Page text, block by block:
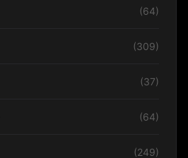
(64)
(309)
(37)
(64)
(249)